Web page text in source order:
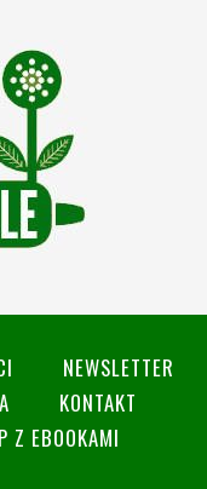
NEWSLETTER
KONTAKT
Z EBOOKAMI